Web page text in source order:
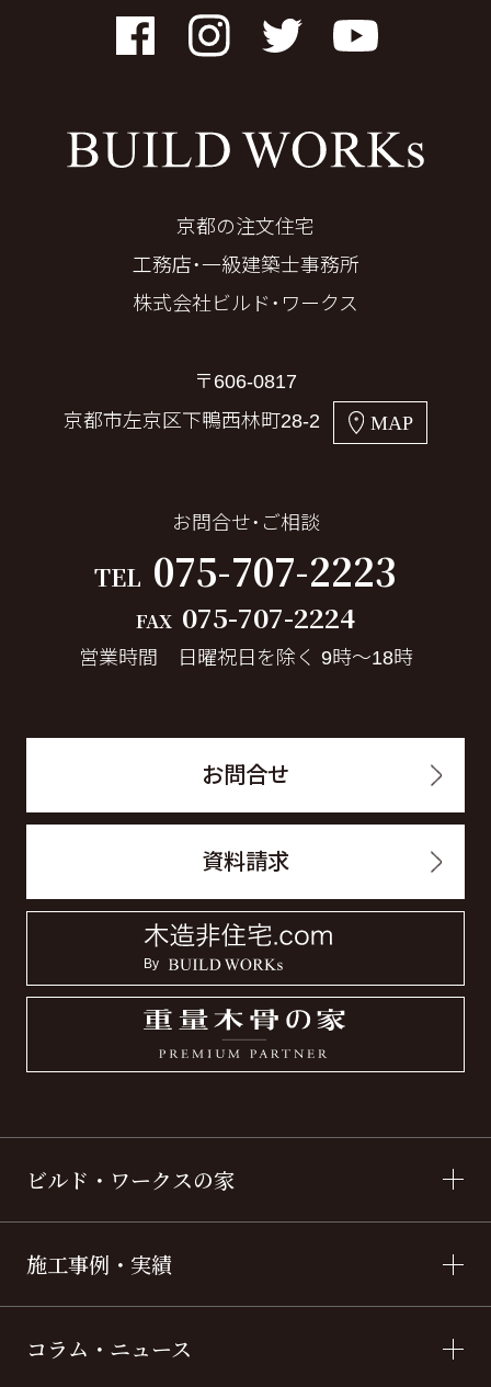
FacebookInstagramTwitter YouTube
京都の注文住宅
工務店・一級建築士事務所
株式会社ビルド・ワークス
〒606-0817
京都市左京区下鴨西林町28-2
MAP
お問合せ・ご相談
TEL 075-707-2223
FAX 075-707-2224
営業時間 日曜祝日を除く 9時～18時
お問合せ
資料請求
ビルド・ワークスの家
施工事例・実績
コラム・ニュース